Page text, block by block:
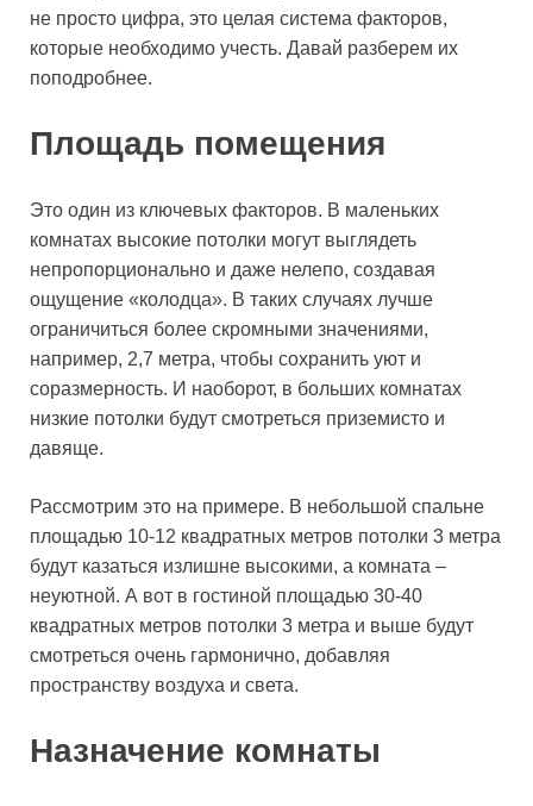
не просто цифра, это целая система факторов,
которые необходимо учесть. Давай разберем их
поподробнее.
Площадь помещения
Это один из ключевых факторов. В маленьких
комнатах высокие потолки могут выглядеть
непропорционально и даже нелепо, создавая
ощущение «колодца». В таких случаях лучше
ограничиться более скромными значениями,
например, 2,7 метра, чтобы сохранить уют и
соразмерность. И наоборот, в больших комнатах
низкие потолки будут смотреться приземисто и
давяще.
Рассмотрим это на примере. В небольшой спальне
площадью 10-12 квадратных метров потолки 3 метра
будут казаться излишне высокими, а комната –
неуютной. А вот в гостиной площадью 30-40
квадратных метров потолки 3 метра и выше будут
смотреться очень гармонично, добавляя
пространству воздуха и света.
Назначение комнаты